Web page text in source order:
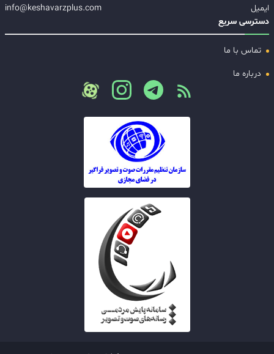
ایمیل
info@keshavarzplus.com
دسترسی سریع
تماس با ما
درباره ما